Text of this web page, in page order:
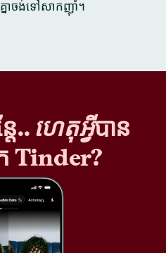
ាចង់ទៅសាកញ៉ាំ។
.. ហេតុអ្វីបាន
Tinder?